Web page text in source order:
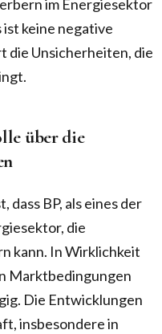
im Energiesektor
keine negative
Unsicherheiten, die
über die
BP, als eines der
die
kann. In Wirklichkeit
Marktbedingungen
Die Entwicklungen
insbesondere in